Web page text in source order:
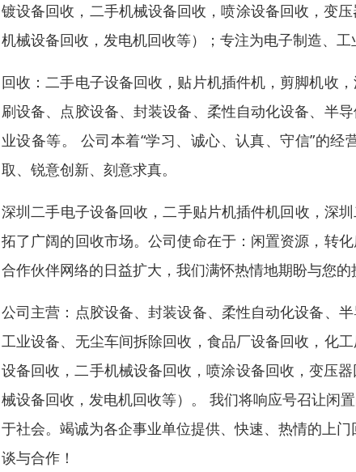
镀设备回收，二手机械设备回收，喷涂设备回收，变
机械设备回收，发电机回收等）；专注为电子制造、
回收：二手电子设备回收，贴片机插件机，剪脚机收
刷设备、点胶设备、封装设备、柔性自动化设备、半
业设备等。 公司本着“学习、诚心、认真、守信”的
取、锐意创新、刻意求真。
深圳二手电子设备回收，二手贴片机插件机回收，深
拓了广阔的回收市场。公司使命在于：闲置资源，转
合作伙伴网络的日益扩大，我们满怀热情地期盼与您
公司主营：点胶设备、封装设备、柔性自动化设备、
工业设备、无尘车间拆除回收，食品厂设备回收，化
设备回收，二手机械设备回收，喷涂设备回收，变压
械设备回收，发电机回收等）。 我们将响应号召让闲
于社会。竭诚为各企事业单位提供、快速、热情的上
谈与合作！